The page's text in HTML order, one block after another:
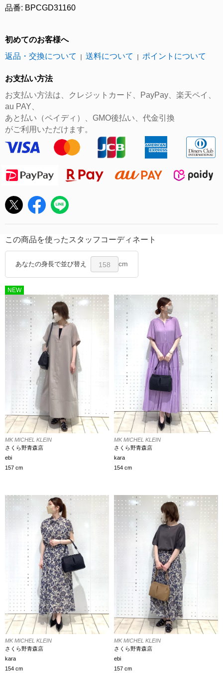
品番: BPCGD31160
初めてのお客様へ
返品・交換について
｜ 送料について ｜ ポイントについて
お支払い方法
お支払い方法は、クレジットカード、PayPay、楽天ペイ、
au PAY、
あと払い（ペイディ）、GMO後払い、代金引換
がご利用いただけます。
この商品を使ったスタッフコーディネート
あなたの身長で並び替え 158 cm
NEW
MK MICHEL KLEIN
さくら野青森店
ebi
157 cm
MK MICHEL KLEIN
さくら野青森店
kara
154 cm
MK MICHEL KLEIN
さくら野青森店
kara
154 cm
MK MICHEL KLEIN
さくら野青森店
ebi
157 cm